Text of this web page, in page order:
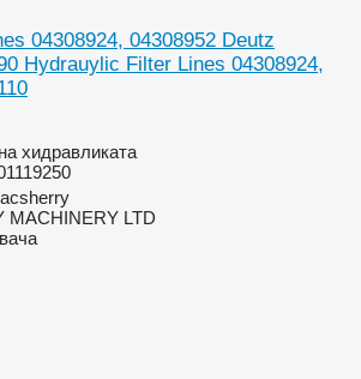
04308924, 04308952 Deutz
Hydrauylic Filter Lines 04308924,
хидравликата
MACHINERY LTD